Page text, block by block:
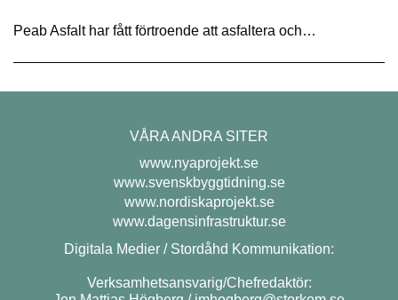
Peab Asfalt har fått förtroende att asfaltera och…
VÅRA ANDRA SITER
www.nyaprojekt.se
www.svenskbyggtidning.se
www.nordiskaprojekt.se
www.dagensinfrastruktur.se
Digitala Medier / Stordåhd Kommunikation:
Verksamhetsansvarig/Chefredaktör: